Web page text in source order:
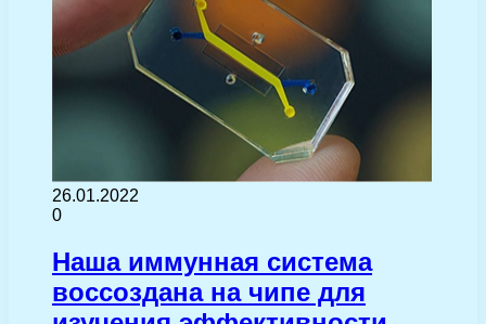
26.01.2022
0
Наша иммунная система
воссоздана на чипе для